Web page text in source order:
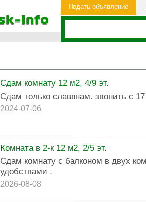
Подать объявление
Сдам комнату 12 м2, 4/9 эт.
Сдам только славянам. звонить с
2024-07-06
Комната в 2-к 12 м2, 2/5 эт.
Сдам комнату с балконом в двух
удобствами .
2026-08-08